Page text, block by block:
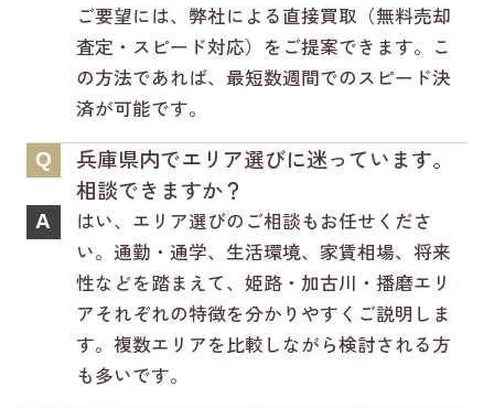
ご要望には、弊社による直接買取（無料売却
査定・スピード対応）をご提案できます。こ
の方法であれば、最短数週間でのスピード決
済が可能です。
Q
兵庫県内でエリア選びに迷っています。
相談できますか？
A
はい、エリア選びのご相談もお任せくださ
い。通勤・通学、生活環境、家賃相場、将来
性などを踏まえて、姫路・加古川・播磨エリ
アそれぞれの特徴を分かりやすくご説明しま
す。複数エリアを比較しながら検討される方
も多いです。